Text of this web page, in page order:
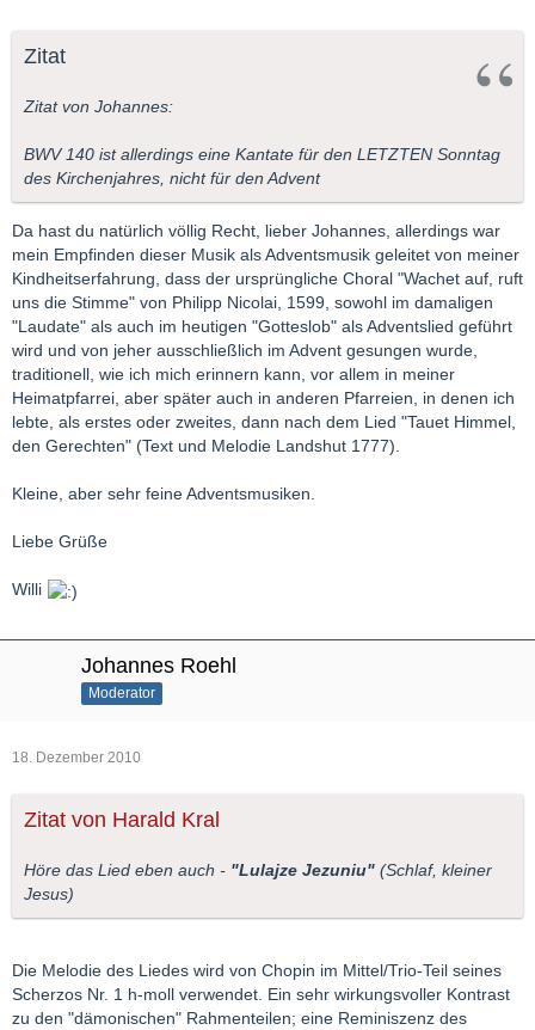
Zitat
Zitat von Johannes:
BWV 140 ist allerdings eine Kantate für den LETZTEN Sonntag
des Kirchenjahres, nicht für den Advent
Da hast du natürlich völlig Recht, lieber Johannes, allerdings war
mein Empfinden dieser Musik als Adventsmusik geleitet von meiner
Kindheitserfahrung, dass der ursprüngliche Choral "Wachet auf, ruft
uns die Stimme" von Philipp Nicolai, 1599, sowohl im damaligen
"Laudate" als auch im heutigen "Gotteslob" als Adventslied geführt
wird und von jeher ausschließlich im Advent gesungen wurde,
traditionell, wie ich mich erinnern kann, vor allem in meiner
Heimatpfarrei, aber später auch in anderen Pfarreien, in denen ich
lebte, als erstes oder zweites, dann nach dem Lied "Tauet Himmel,
den Gerechten" (Text und Melodie Landshut 1777).
Kleine, aber sehr feine Adventsmusiken.
Liebe Grüße
Willi
Johannes Roehl
Moderator
18. Dezember 2010
Zitat von Harald Kral
Höre das Lied eben auch - "Lulajze Jezuniu" (Schlaf, kleiner
Jesus)
Die Melodie des Liedes wird von Chopin im Mittel/Trio-Teil seines
Scherzos Nr. 1 h-moll verwendet. Ein sehr wirkungsvoller Kontrast
zu den "dämonischen" Rahmenteilen; eine Reminiszenz des